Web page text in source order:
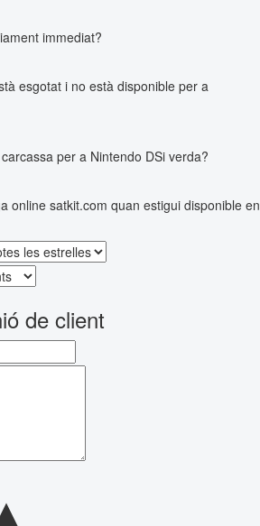
immediat?
esgotat i no està disponible per a
per a Nintendo DSi verda?
online satkit.com quan estigui disponible en
de client